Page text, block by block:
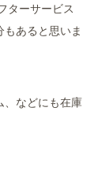
ーサービス
あると思いま
、などにも在庫